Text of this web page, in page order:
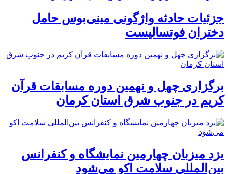
جزئیات حادثه واژگونی مینی‌بوس حامل
دختران فوتسالیست
برگزاری چهل و نهمین دوره مسابقات قرآن
کریم در جنوب شرق استان کرمان
یزد میزبان چهارمین نمایشگاه و کنفرانس
بین‌المللی سلامت اکو می‌شود